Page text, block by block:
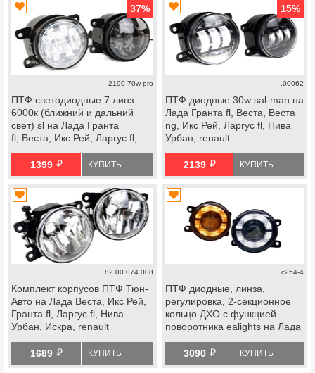
37%
2190-70w pro
ПТФ светодиодные 7 линз
6000к (ближний и дальний
свет) sl на Лада Гранта
fl, Веста, Икс Рей, Ларгус fl,
1399 й КУПИТЬ
15%
.00062
ПТФ диодные 30w sal-man на
Лада Гранта fl, Веста, Веста
ng, Икс Рей, Ларгус fl, Нива
Урбан, renault
2139 й КУПИТЬ
82 00 074 008
Комплект корпусов ПТФ Тюн-
Авто на Лада Веста, Икс Рей,
Гранта fl, Ларгус fl, Нива
Урбан, Искра, renault
1689 й КУПИТЬ
c254-4
ПТФ диодные, линза,
регулировка, 2-секционное
кольцо ДХО с функцией
поворотника ealights на Лада
Икс Рей, Ларгус fl, Нива
Урбан, renault
3090 й КУПИТЬ